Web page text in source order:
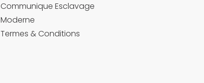
Communique Esclavage
Moderne
Termes & Conditions